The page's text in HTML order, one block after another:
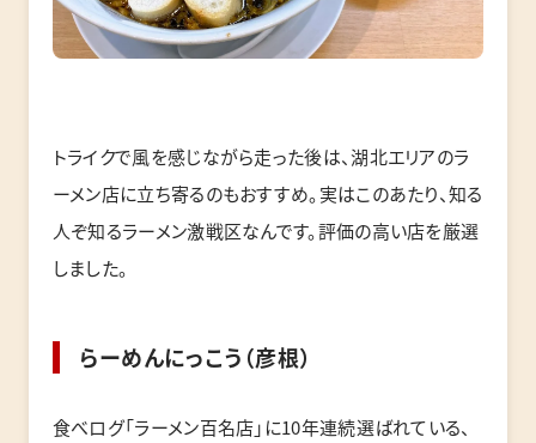
トライクで風を感じながら走った後は、湖北エリアのラ
ーメン店に立ち寄るのもおすすめ。実はこのあたり、知る
人ぞ知るラーメン激戦区なんです。評価の高い店を厳選
しました。
らーめんにっこう（彦根）
食べログ「ラーメン百名店」に10年連続選ばれている、